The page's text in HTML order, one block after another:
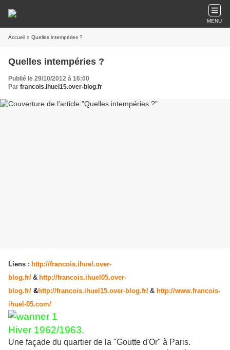
MENU
Accueil » Quelles intempéries ?
Quelles intempéries ?
Publié le 29/10/2012 à 16:00
Par francois.ihuel15.over-blog.fr
Liens : http://francois.ihuel.over-
blog.fr/ & http://francois.ihuel05.over-
blog.fr/ &http://francois.ihuel15.over-blog.fr/ & http://www.francois-
ihuel-05.com/
Hiver 1962/1963.
Une façade du quartier de la "Goutte d'Or" à Paris.